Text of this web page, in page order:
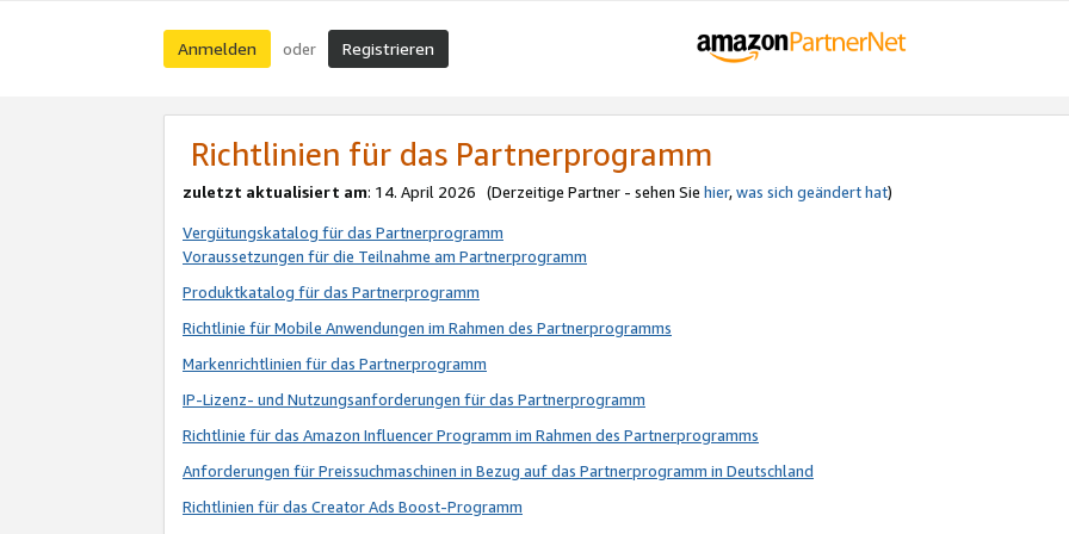
Anmelden oder Registrieren
Richtlinien für das Partnerprogramm
zuletzt aktualisiert am: 14. April 2026 (Derzeitige Partner - sehen Sie hier,was sich geändert hat)
Vergütungskatalog für das Partnerprogramm
Voraussetzungen für die Teilnahme am Partnerprogramm
Produktkatalog für das Partnerprogramm
Richtlinie für Mobile Anwendungen im Rahmen des Partnerprogramms
Markenrichtlinien für das Partnerprogramm
IP-Lizenz- und Nutzungsanforderungen für das Partnerprogramm
Richtlinie für das Amazon Influencer Programm im Rahmen des Partnerprogramms
Anforderungen für Preissuchmaschinen in Bezug auf das Partnerprogramm in Deutschland
Richtlinien für das Creator Ads Boost-Programm